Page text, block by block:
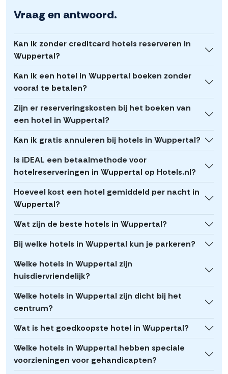
Vraag en antwoord.
Kan ik zonder creditcard hotels reserveren in
Wuppertal?
Kan ik een hotel in Wuppertal boeken zonder
vooraf te betalen?
Zijn er reserveringskosten bij het boeken van
een hotel in Wuppertal?
Kan ik gratis annuleren bij hotels in Wuppertal?
Is iDEAL een betaalmethode voor
hotelreserveringen in Wuppertal op Hotels.nl?
Hoeveel kost een hotel gemiddeld per nacht in
Wuppertal?
Wat zijn de beste hotels in Wuppertal?
Bij welke hotels in Wuppertal kun je parkeren?
Welke hotels in Wuppertal zijn
huisdiervriendelijk?
Welke hotels in Wuppertal zijn dicht bij het
centrum?
Wat is het goedkoopste hotel in Wuppertal?
Welke hotels in Wuppertal hebben speciale
voorzieningen voor gehandicapten?